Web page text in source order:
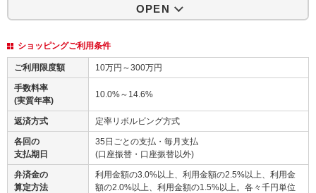
OPEN
ショッピングご利用条件
ご利用限度額 10万円～300万円
手数料率
(実質年率)
10.0%～14.6%
返済方式 定率リボルビング方式
各回の
支払期日
35日ごとの支払・毎月支払
(口座振替・口座振替以外)
弁済金の
算定方法
利用金額の3.0%以上、利用金額の2.5%以上、利用金
額の2.0%以上、利用金額の1.5%以上。各々千円単位